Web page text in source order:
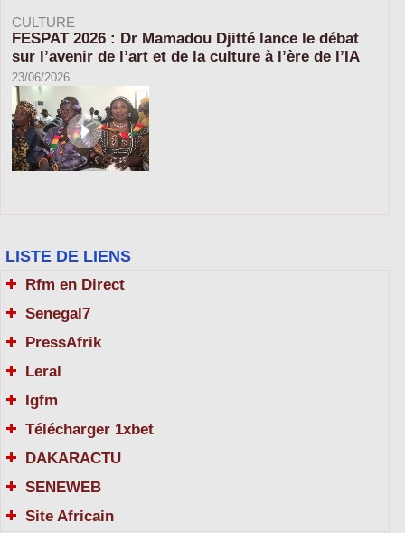
CULTURE
FESPAT 2026 : Dr Mamadou Djitté lance le débat
sur l’avenir de l’art et de la culture à l’ère de l’IA
23/06/2026
LISTE DE LIENS
Rfm en Direct
Senegal7
PressAfrik
Leral
Igfm
Télécharger 1xbet
DAKARACTU
SENEWEB
Site Africain